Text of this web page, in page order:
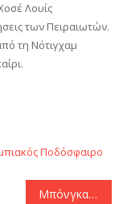
Λουίς
των Πειραιωτών.
τη Νότιγχαμ
Ποδόσφαιρο
Μπόνγκα: «Η ιστορία του Παναθηναϊκού δεν σε αφήνει ν’ αρνηθείς την ευκαιρία, στόχος η Ευρωλίγκα!»